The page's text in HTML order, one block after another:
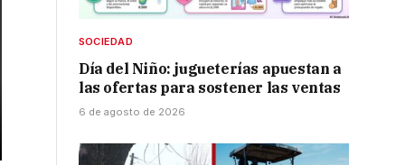
SOCIEDAD
Día del Niño: jugueterías apuestan a
las ofertas para sostener las ventas
6 de agosto de 2026